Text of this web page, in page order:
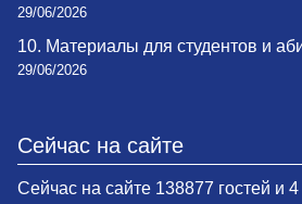
29/06/2026
10. Материалы для студентов и
29/06/2026
Сейчас на сайте
Сейчас на сайте 138877 гостей и